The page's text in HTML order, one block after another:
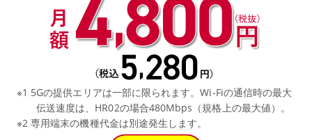
※1 5Gの提供エリアは一部に限られます。Wi-Fiの通信時の最大
伝送速度は、HR02の場合480Mbps（規格上の最大値）。
※2 専用端末の機種代金は別途発生します。